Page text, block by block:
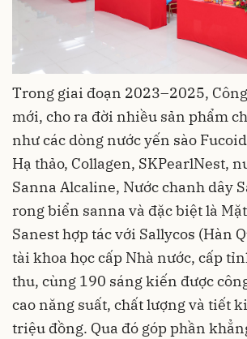
Trong giai đoạn 2023–2025,
mới, cho ra đời nhiều sản phẩm
như các dòng nước yến sào
Hạ thảo, Collagen, SKPearlNest,
Sanna Alcaline, Nước chanh dây
rong biển sanna và đặc biệt là
Sanest hợp tác với Sallycos (Hàn
tài khoa học cấp Nhà nước, cấp
thu, cùng 190 sáng kiến được
cao năng suất, chất lượng và tiết
triệu đồng. Qua đó góp phần